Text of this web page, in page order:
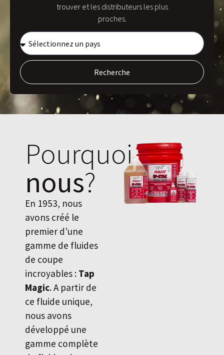
trouver et les distributeurs les plus
proches.
Recherche
Pourquoi
nous?
En 1953, nous
avons créé le
premier d’une
gamme de fluides
de coupe
incroyables : Tap
Magic. A partir de
ce fluide unique,
nous avons
développé une
gamme complète